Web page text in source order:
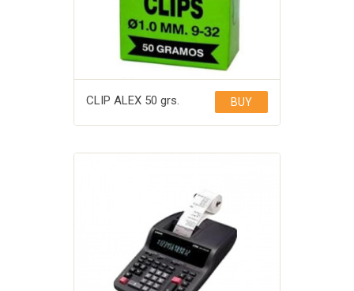
CLIP ALEX 50 grs. BUY